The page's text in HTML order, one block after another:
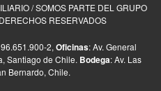
/ SOMOS PARTE DEL GRUPO
RESERVADOS
2, Oficinas: Av. General
Santiago de Chile. Bodega: Av. Las
Bernardo, Chile.